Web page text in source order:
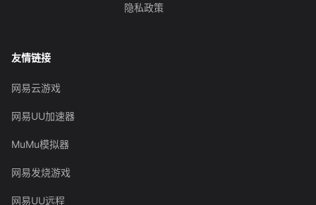
隐私政策
友情链接
网易云游戏
网易UU加速器
MuMu模拟器
网易发烧游戏
网易UU远程